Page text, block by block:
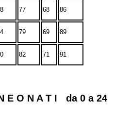
77 68 86
79 69 89
82 71 91
E O N A T I da 0 a 24